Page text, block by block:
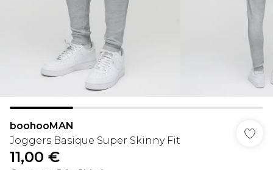
boohooMAN
Joggers Basique Super Skinny Fit
11,00 €